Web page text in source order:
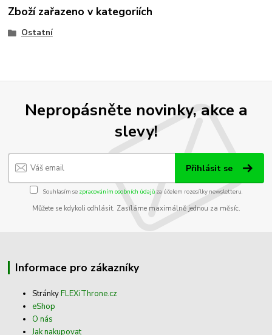
Zboží zařazeno v kategoriích
Ostatní
Nepropásněte novinky, akce a
slevy!
Přihlásit se
Souhlasím se zpracováním osobních údajůza účelem rozesílky newsletteru.
Můžete se kdykoli odhlásit. Zasíláme maximálně jednou za měsíc.
Informace pro zákazníky
StránkyFLEXiThrone.cz
eShop
O nás
Jak nakupovat